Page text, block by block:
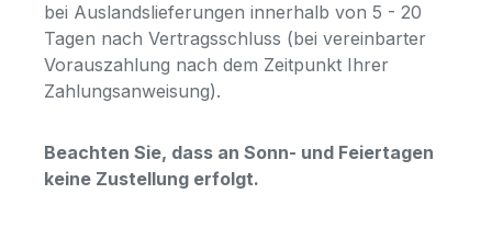
bei Auslandslieferungen innerhalb von 5 - 20
Tagen nach Vertragsschluss (bei vereinbarter
Vorauszahlung nach dem Zeitpunkt Ihrer
Zahlungsanweisung).
Beachten Sie, dass an Sonn- und Feiertagen
keine Zustellung erfolgt.